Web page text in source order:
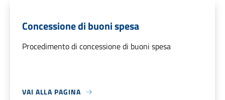
Concessione di buoni spesa
Procedimento di concessione di buoni spesa
VAI ALLA PAGINA